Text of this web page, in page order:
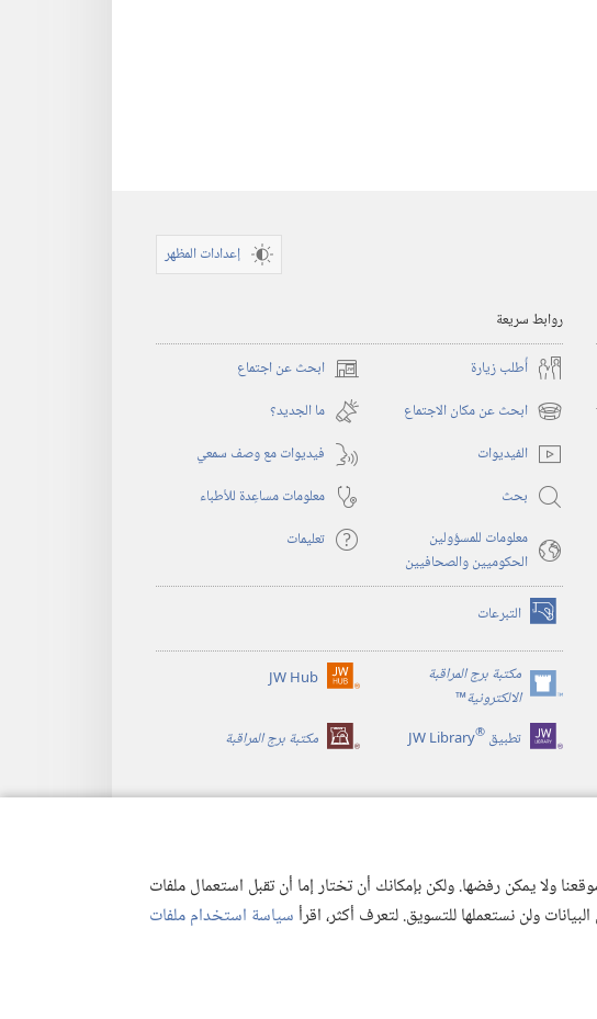
ولا يمكن رفضها. ولكن بإمكانك أن تختار إما أن تقبل استعمال ملفات
ولن نستعملها للتسويق. لتعرف أكثر، اقرأسياسة استخدام ملفات
إعدادات المظهر
روابط سريعة
أُطلب زيارة
ابحث عن اجتماع (يفتح
نافذة
جديدة)
ابحث عن مكان الاجتماع (يفتح
نافذة
جديدة)
ما الجديد؟‏
الفيديوات
فيديوات مع وصف سمعي
بحث
معلومات مساعِدة للأطباء
معلومات للمسؤولين
الحكوميين والصحافيين
تعليمات
التبرعات (يفتح
نافذة
جديدة) مكتبة برج المراقبة
الالكترونية™
(يفتح
نافذة
جديدة)
JW Hub (يفتح
جديدة)
تطبيق ®
JW Library مكتبة برج المراقبة